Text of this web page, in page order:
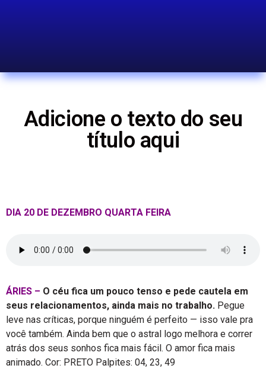
Adicione o texto do seu
título aqui
DIA 20 DE DEZEMBRO QUARTA FEIRA
ÁRIES – O céu fica um pouco tenso e pede cautela em
seus relacionamentos, ainda mais no trabalho. Pegue
leve nas críticas, porque ninguém é perfeito — isso vale pra
você também. Ainda bem que o astral logo melhora e correr
atrás dos seus sonhos fica mais fácil. O amor fica mais
animado. Cor: PRETO Palpites: 04, 23, 49